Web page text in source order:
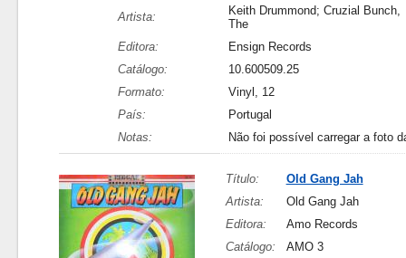
Artista:
Keith Drummond; Cruzial Bunch,
The
Editora:
Ensign Records
Catálogo:
10.600509.25
Formato:
Vinyl, 12
País:
Portugal
Notas:
Não foi possível carregar a foto
Título:
Old Gang Jah
Artista:
Old Gang Jah
Editora:
Amo Records
Catálogo:
AMO 3